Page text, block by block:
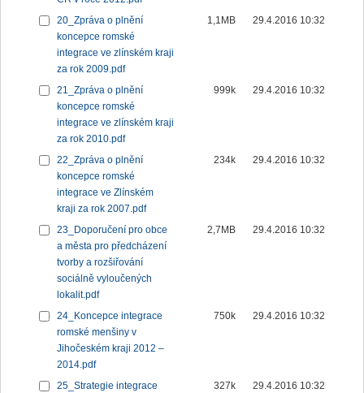
20_Zpráva o plnění
koncepce romské
integrace ve zlínském kraji
za rok 2009.pdf
1,1MB 29.4.2016 10:32
21_Zpráva o plnění
koncepce romské
integrace ve zlínském kraji
za rok 2010.pdf
999k 29.4.2016 10:32
22_Zpráva o plnění
koncepce romské
integrace ve Zlínském
kraji za rok 2007.pdf
234k 29.4.2016 10:32
23_Doporučení pro obce
a města pro předcházení
tvorby a rozšiřování
sociálně vyloučených
lokalit.pdf
2,7MB 29.4.2016 10:32
24_Koncepce integrace
romské menšiny v
Jihočeském kraji 2012 –
2014.pdf
750k 29.4.2016 10:32
25_Strategie integrace
327k 29.4.2016 10:32